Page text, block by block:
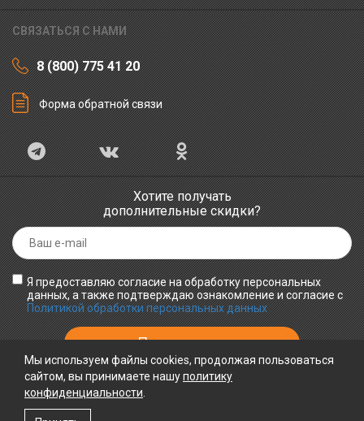
СВЯЗАТЬСЯ С НАМИ
8 (800) 775 41 20
Форма обратной связи
Хотите получать
дополнительные скидки?
Я предоставляю согласие на обработку персональных
данных, а также подтверждаю ознакомление и согласие с
Политикой обработки персональных данных
ПРИНИМАЕМ К ОПЛАТЕ
Мы используем файлы cookies, продолжая пользоваться
сайтом, вы принимаете нашуполитику
конфиденциальности